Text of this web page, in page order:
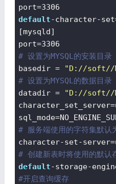
port=3306
default-character-set
[mysqld]
port=3306
# 设置为MYSQL的安装目录
basedir = "D://soft//
# 设置为MYSQL的数据目录
datadir = "D://soft//
# 服务端使用的字符集默
character-set
# 创建新表时将使用的默认
default
#开启查询缓存